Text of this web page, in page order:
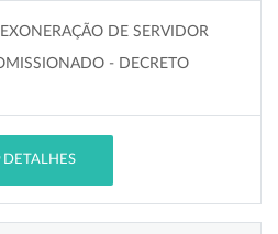
DE SERVIDOR
- DECRETO
DETALHES